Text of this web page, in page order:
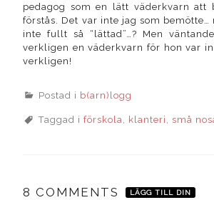
pedagog som en lätt väderkvarn att
förstås. Det var inte jag som bemötte…
inte fullt så “lättad”…? Men
verkligen en väderkvarn för hon var
verkligen!
Postad i b(arn)logg
Taggad iförskola klanteri ,små
8 COMMENTS LÄGG TILL DIN